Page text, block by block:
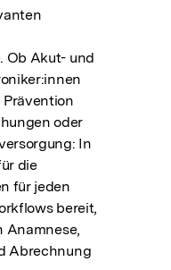
Ob Akut- und
oder
In
die
für jeden
bereit,
Anamnese,
Abrechnung